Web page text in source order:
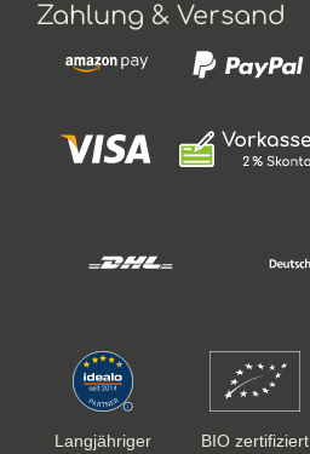
Zahlung & Versand
Langjähriger
BIO zertifiziert